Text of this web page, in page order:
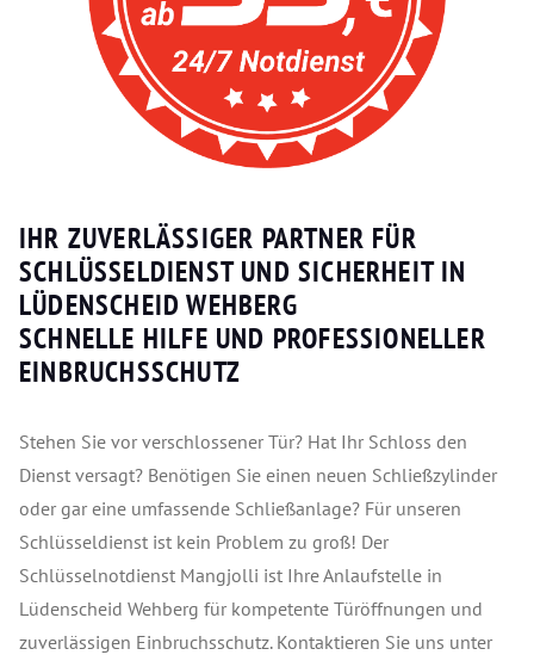
IHR ZUVERLÄSSIGER PARTNER FÜR
SCHLÜSSELDIENST UND SICHERHEIT IN
LÜDENSCHEID WEHBERG
SCHNELLE HILFE UND PROFESSIONELLER
EINBRUCHSSCHUTZ
Stehen Sie vor verschlossener Tür? Hat Ihr Schloss den
Dienst versagt? Benötigen Sie einen neuen Schließzylinder
oder gar eine umfassende Schließanlage? Für unseren
Schlüsseldienst ist kein Problem zu groß! Der
Schlüsselnotdienst Mangjolli ist Ihre Anlaufstelle in
Lüdenscheid Wehberg für kompetente Türöffnungen und
zuverlässigen Einbruchsschutz. Kontaktieren Sie uns unter